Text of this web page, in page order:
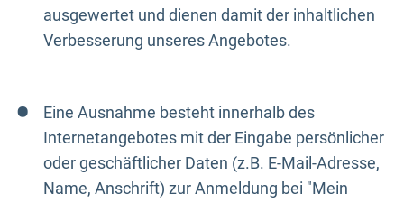
ausgewertet und dienen damit der inhaltlichen
Verbesserung unseres Angebotes.
Eine Ausnahme besteht innerhalb des
Internetangebotes mit der Eingabe persönlicher
oder geschäftlicher Daten (z.B. E-Mail-Adresse,
Name, Anschrift) zur Anmeldung bei "Mein